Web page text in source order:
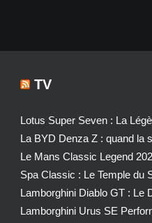
TV
Lotus Super Seven : La
La BYD Denza Z : quand la
Le Mans Classic Legend
Spa Classic : Le Temple du
Lamborghini Diablo GT : Le
Lamborghini Urus SE